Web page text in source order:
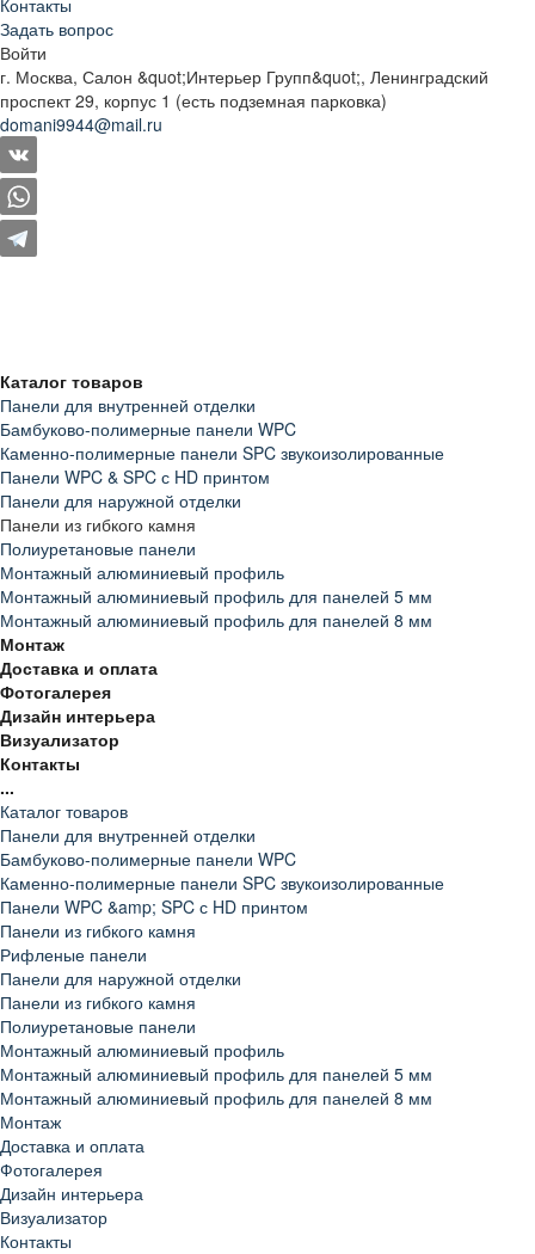
Контакты
Задать вопрос
Войти
г. Москва, Салон &quot;Интерьер Групп&quot;, Ленинградский
проспект 29, корпус 1 (есть подземная парковка)
domani9944@mail.ru
Каталог товаров
Панели для внутренней отделки
Бамбуково-полимерные панели WPC
Каменно-полимерные панели SPC звукоизолированные
Панели WPC & SPC с HD принтом
Панели для наружной отделки
Панели из гибкого камня
Полиуретановые панели
Монтажный алюминиевый профиль
Монтажный алюминиевый профиль для панелей 5 мм
Монтажный алюминиевый профиль для панелей 8 мм
Монтаж
Доставка и оплата
Фотогалерея
Дизайн интерьера
Визуализатор
Контакты
...
Каталог товаров
Панели для внутренней отделки
Бамбуково-полимерные панели WPC
Каменно-полимерные панели SPC звукоизолированные
Панели WPC &amp; SPC с HD принтом
Панели из гибкого камня
Рифленые панели
Панели для наружной отделки
Панели из гибкого камня
Полиуретановые панели
Монтажный алюминиевый профиль
Монтажный алюминиевый профиль для панелей 5 мм
Монтажный алюминиевый профиль для панелей 8 мм
Монтаж
Доставка и оплата
Фотогалерея
Дизайн интерьера
Визуализатор
Контакты